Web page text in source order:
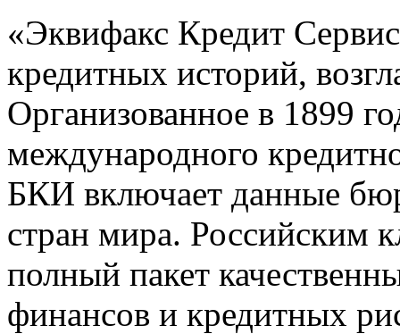
«Эквифакс Кредит
кредитных историй,
Организованное в 1899
международного
БКИ включает данные
стран мира. Российским
полный пакет
финансов и кредитных